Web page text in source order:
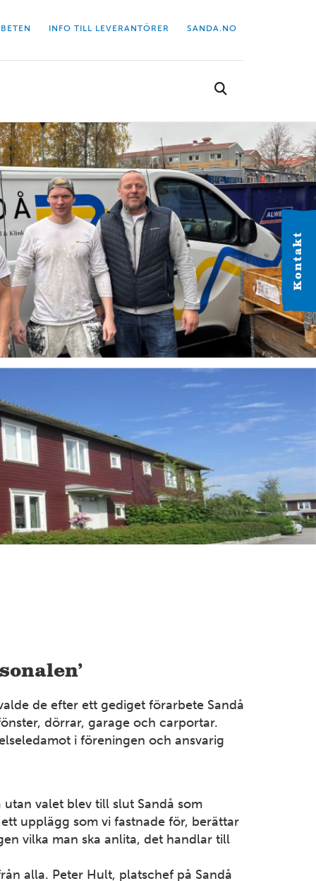
Kontakt
INFO TILL LEVERANTÖRER SANDA.NO
Välj kontor
Hitta dit närmaste kontor.
VÄSTERGÖTLAND
Alingsås
Industrigatan 2C 441 38 Alingsås Tel: 0322-63 41 20
Mer information
Berga Backe 2 182 53 Danderyd Tel: 070-655 22 78
Mer information
NORGE
Bodø
Andreas Markussons vei 66B 8019 Bodø Tel: +47 454
Industrigatan 9 821 41 Bollnäs Tel: 070-394 37 55
VÄSTERGÖTLAND
Mer information
DALARNA
Dalarna
de efter ett gediget förarbete Sandå
dörrar, garage och carportar.
i föreningen och ansvarig
utan valet blev till slut Sandå som
upplägg som vi fastnade för, berättar
vilka man ska anlita, det handlar till
alla. Peter Hult, platschef på Sandå